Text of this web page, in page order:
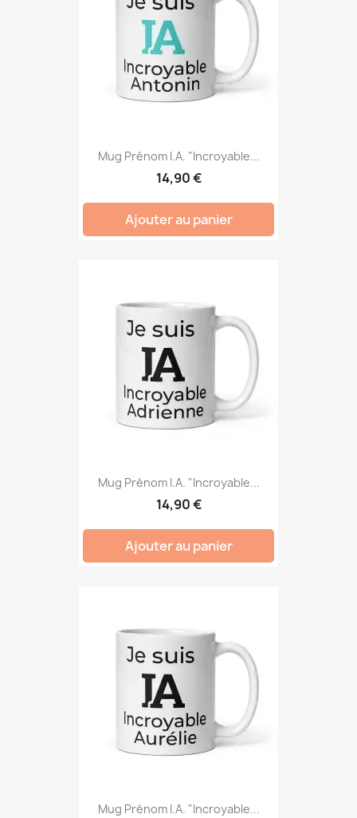
Mug Prénom I.A. "Incroyable...
14,90 €
Ajouter au panier
Mug Prénom I.A. "Incroyable...
14,90 €
Ajouter au panier
Mug Prénom I.A. "Incroyable...